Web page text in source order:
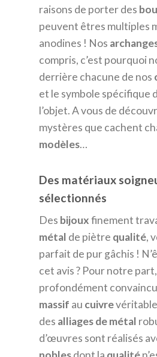
raisons de porter des
peuvent êtres multiples
anodines ! Nos
compris, c’est pourquoi
derrière chacune de nos
et le symbole spécifique
l’objet. A vous de
mystères que cachent
modèles…
Des matériaux
sélectionnés
Des bijouxfinement
métal de piètre qualité,
parfait de pur gâchis !
cet avis ? Pour notre
profondément
massif au cuivre
des alliagesde métal
d’œuvres sont réalisés